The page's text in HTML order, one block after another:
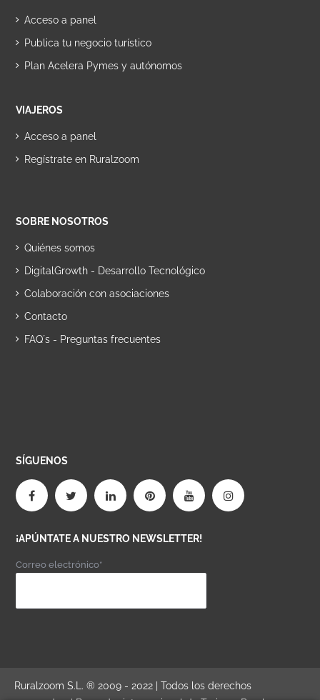
Acceso a panel
Publica tu negocio turístico
Plan Acelera Pymes y autónomos
VIAJEROS
Acceso a panel
Regístrate en Ruralzoom
SOBRE NOSOTROS
Quiénes somos
DigitalGrowth - Desarrollo Tecnológico
Colaboración con asociaciones
Contacto
FAQ´s - Preguntas frecuentes
SÍGUENOS
¡APÚNTATE A NUESTRO NEWSLETTER!
Correo electrónico*
Ruralzoom S.L. ® 2009 - 2022 | Todos los derechos